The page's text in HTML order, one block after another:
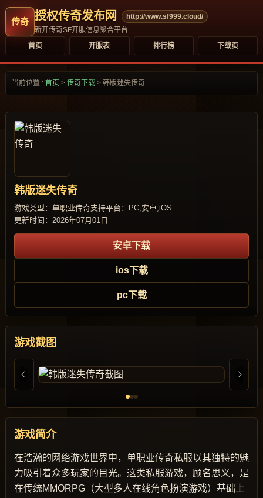
授权传奇发布网
http://www.sf999.cloud/
新开传奇SF开服信息聚合平台
首页
开服表 排行榜 下载页
当前位置 : 首页 > 传奇下载 > 韩版迷失传奇
韩版迷失传奇
游戏类型：单职业传奇支持平台：PC,安卓,iOS
更新时间：2026年07月01日
安卓下载
ios下载
pc下载
游戏截图
游戏简介
在浩瀚的网络游戏世界中，单职业传奇私服以其独特的魅
力吸引着众多玩家的目光。这类私服游戏，顾名思义，是
在传统MMORPG（大型多人在线角色扮演游戏）基础上